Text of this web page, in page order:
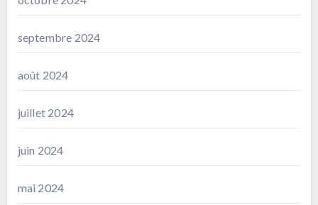
septembre 2024
août 2024
juillet 2024
juin 2024
mai 2024